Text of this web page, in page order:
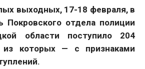
выходных, 17-18 февраля, в
Покровского отдела полиции
области поступило 204
которых — с признаками